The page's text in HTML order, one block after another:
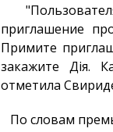
приглашение
Примите
закажите Дія.
отметила
По словам